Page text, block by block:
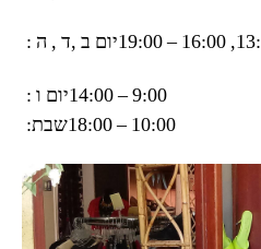
יום ב ,ד , ה ‏:
‏יום ו ‏:
‏שבת‏: